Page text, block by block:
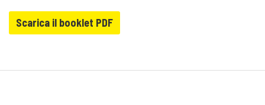
Scarica il booklet PDF